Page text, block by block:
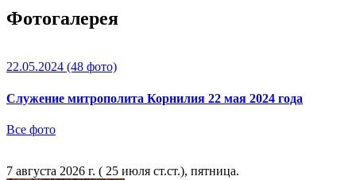
Фотогалерея
22.05.2024 (48 фото)
Служение митрополита Корнилия 22 мая 2024 года
Все фото
7 августа 2026 г. ( 25 июля ст.ст.), пятница.